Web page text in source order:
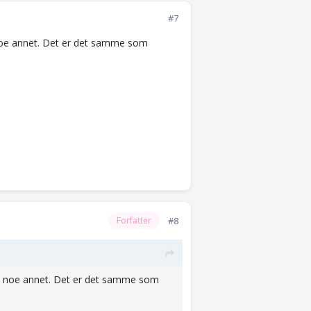
#7
annet. Det er det samme som
Forfatter #8
annet. Det er det samme som